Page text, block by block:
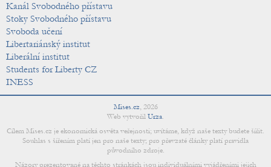
Kanál Svobodného přístavu
Stoky Svobodného přístavu
Svoboda učení
Libertariánský institut
Liberální institut
Students for Liberty CZ
INESS
Mises.cz, 2026
Web vytvořil Urza.
Cílem Mises.cz je ekonomická osvěta veřejnosti; uvítáme, když naše texty budete šířit.
Souhlas s šířením platí jen pro naše texty; pro převzaté články platí pravidla
původního zdroje.
Názory prezentované na těchto stránkách jsou individuálními vyjádřeními jejich